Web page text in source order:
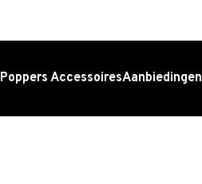
Poppers AccessoiresAanbiedingen